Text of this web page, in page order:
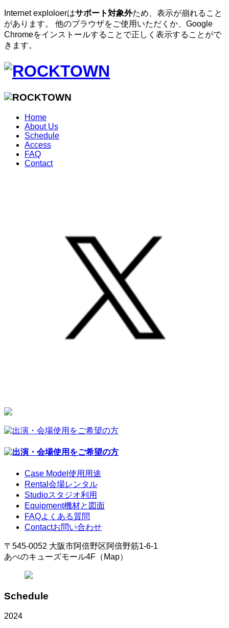
Internet exploloerはサポート対象外ため、表示が崩れること
があります。 他のブラウザをご使用いただくか、Google
Chromeをインストールすることで正しく表示することがで
きます。
Home
About Us
Schedule
Access
FAQ
Contact
Case Model 使用用途
Rental 会場レンタル
Studioスタジオ利用
Equipment機材と図面
FAQよくある質問
Contactお問い合わせ
〒545-0052 大阪市阿倍野区阿倍野筋1-6-1
あべのキューズモール4F（Map）
Schedule
2024